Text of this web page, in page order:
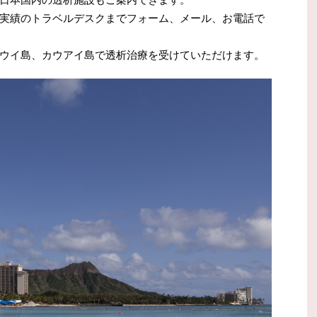
績のトラベルデスクまでフォーム、メール、お電話で
イ島、カウアイ島で透析治療を受けていただけます。